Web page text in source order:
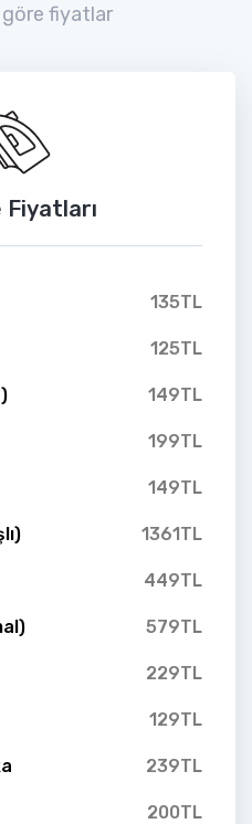
fiyatlar
135TL
125TL
149TL
199TL
149TL
1361TL
449TL
579TL
229TL
129TL
239TL
200TL